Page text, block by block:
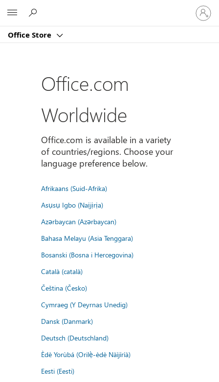
Office Store
Sign
in
to
account
Office.com
Worldwide
Office.com is available in a variety
of countries/regions. Choose your
language preference below.
Afrikaans (Suid-Afrika)
Asụsụ Igbo (Naịjịrịa)
Azərbaycan (Azərbaycan)
Bahasa Melayu (Asia Tenggara)
Bosanski (Bosna i Hercegovina)
Català (català)
Čeština (Česko)
Cymraeg (Y Deyrnas Unedig)
Dansk (Danmark)
Deutsch (Deutschland)
Èdè Yorùbá (Orilẹ̀-èdè Nàìjíríà)
Eesti (Eesti)